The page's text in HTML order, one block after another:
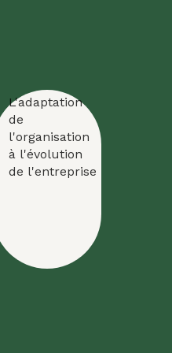
L'adaptation
de
l'organisation
à l'évolution
de l'entreprise